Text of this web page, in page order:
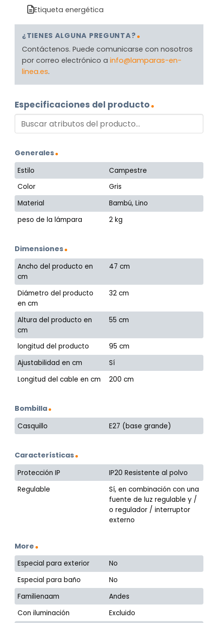
Etiqueta energética
¿TIENES ALGUNA PREGUNTA?
Contáctenos. Puede comunicarse con nosotros
por correo electrónico a info@lamparas-en-
linea.es.
Especificaciones del producto
Generales
Estilo
Campestre
Color
Gris
Material
Bambú, Lino
peso de la lámpara
2 kg
Dimensiones
Ancho del producto en
cm
47 cm
Diámetro del producto
en cm
32 cm
Altura del producto en
cm
55 cm
longitud del producto
95 cm
Ajustabilidad en cm
Sí
Longitud del cable en cm
200 cm
Bombilla
Casquillo E27 (base grande)
Características
Protección IP
IP20 Resistente al polvo
Regulable
Sí, en combinación con una
fuente de luz regulable y /
o regulador / interruptor
externo
More
Especial para exterior
No
Especial para baño
No
Familienaam
Andes
Con iluminación
Excluido